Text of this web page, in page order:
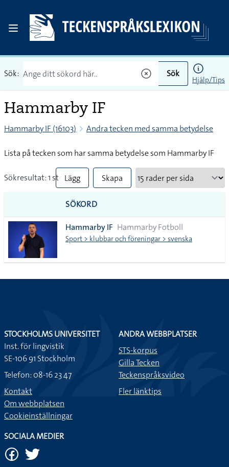
Sök: Sök
Hjälp/Tips
Hammarby IF
Hammarby IF (16103) Andra tecken med samma betydelse
Lista på tecken som har samma betydelse som Hammarby IF
Sökresultat: 1 st Lägg
till
alla i
lista
Skapa
SÖKORD
Hammarby IF Hammarby Fotboll
Sport > klubbar och föreningar > svenska
STOCKHOLMS UNIVERSITET
Inst. för lingvistik
SE-106 91 Stockholm
Telefon: 08-16 23 47
Kontakt
Om webbplatsen
Cookieinställningar
ANDRA WEBBPLATSER
STS-korpus
Gilla Tecken
Teckenspråksvideo
Fler länktips
SOCIALA MEDIER